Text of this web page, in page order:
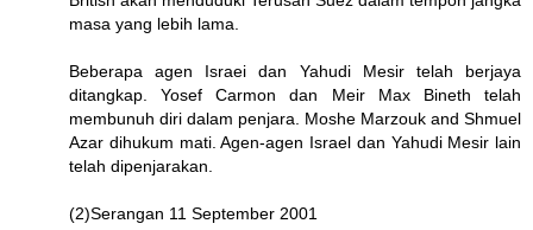
masa yang lebih lama.
Beberapa agen Israei dan Yahudi Mesir telah berjaya
ditangkap. Yosef Carmon dan Meir Max Bineth telah
membunuh diri dalam penjara. Moshe Marzouk and Shmuel
Azar dihukum mati. Agen-agen Israel dan Yahudi Mesir lain
telah dipenjarakan.
(2)Serangan 11 September 2001